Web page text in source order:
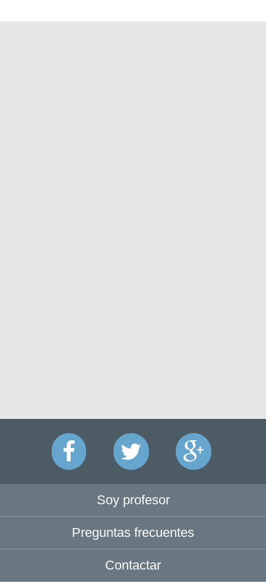
Soy profesor
Preguntas frecuentes
Contactar